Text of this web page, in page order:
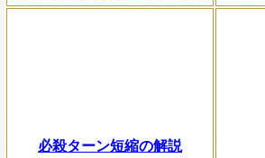
必殺ターン短縮の解説